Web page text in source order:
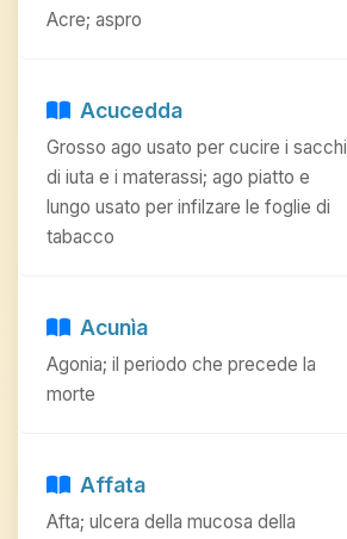
Acre; aspro
Acucedda
Grosso ago usato per cucire i sacchi
di iuta e i materassi; ago piatto e
lungo usato per infilzare le foglie di
tabacco
Acunìa
Agonia; il periodo che precede la
morte
Affata
Afta; ulcera della mucosa della